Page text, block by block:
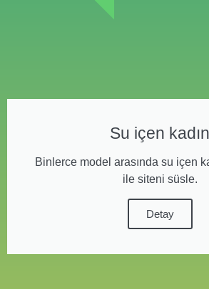
Su içen kadın
Binlerce model arasında su içen
ile siteni süsle.
Detay